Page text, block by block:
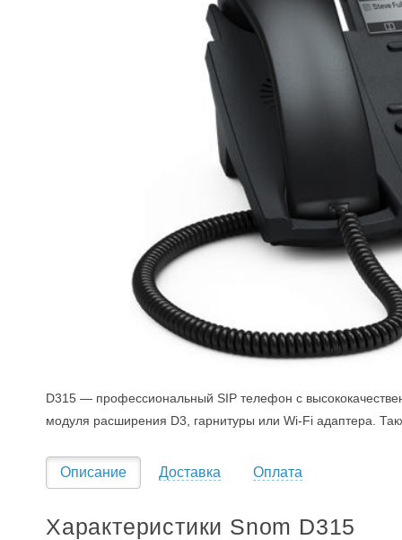
D315 — профессиональный SIP телефон с
модуля расширения D3, гарнитуры или Wi-Fi адаптера.
Описание Доставка Оплата
Характеристики Snom D315